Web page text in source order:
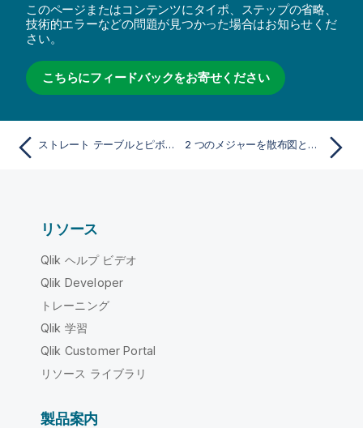
このページまたはコンテンツにタイポ、ステップの省略、
技術的エラーなどの問題が見つかった場合はお知らせくだ
さい。
こちらにフィードバックをお寄せください
ストレート テーブルとピボット テーブルの比較 2 つのメジャーを散布図と相関させて外れ値を見つける
リソース
Qlik ヘルプ ビデオ
Qlik Developer
トレーニング
Qlik 学習
Qlik Customer Portal
リソース ライブラリ
製品案内